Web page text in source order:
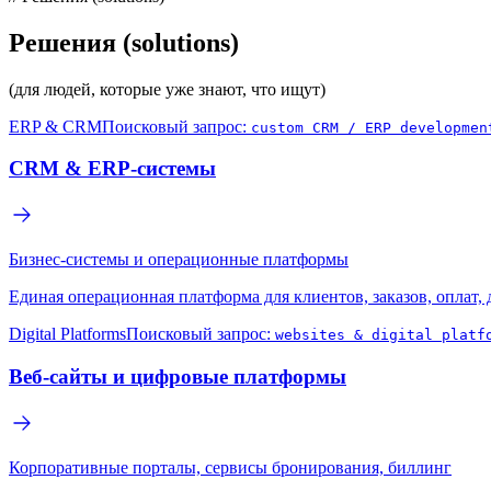
Решения (solutions)
(для людей, которые уже знают, что ищут)
ERP & CRMПоисковый запрос: custom CRM / ERP
CRM & ERP-системы
Бизнес-системы и операционные платформы
Единая операционная платформа для клиентов, заказов,
Digital PlatformsПоисковый запрос: websites & digital
Веб-сайты и цифровые платформы
Корпоративные порталы, сервисы бронирования, биллинг